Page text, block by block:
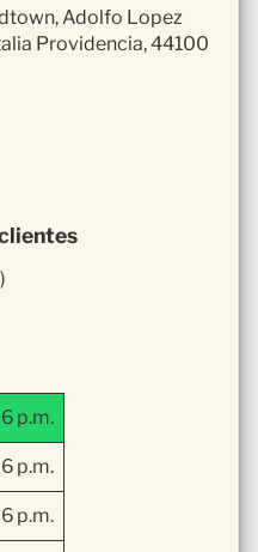
Adolfo Lopez
Providencia, 44100
p.m.
p.m.
p.m.